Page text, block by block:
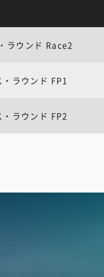
ラウンド Race2
ラウンド FP1
ラウンド FP2